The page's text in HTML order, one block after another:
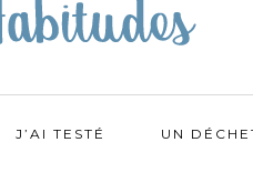
J’AI TESTÉ UN